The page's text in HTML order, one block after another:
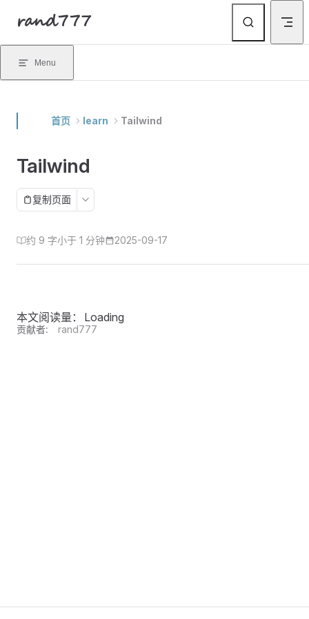
Skip to content
rand777
Menu
首页 learn Tailwind
Tailwind
复制页面
约 9 字小于 1 分钟 2025-09-17
本文阅读量： Loading
贡献者: rand777